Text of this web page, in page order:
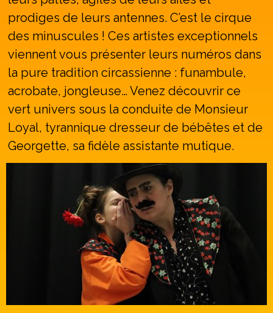
prodiges de leurs antennes. C’est le cirque
des minuscules ! Ces artistes exceptionnels
viennent vous présenter leurs numéros dans
la pure tradition circassienne : funambule,
acrobate, jongleuse…Venez découvrir ce
vert univers sous la conduite de Monsieur
Loyal, tyrannique dresseur de bébêtes et de
Georgette, sa fidèle assistante mutique.